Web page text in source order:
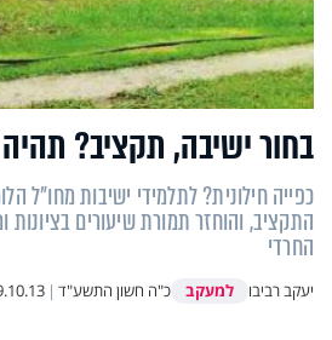
בחור ישיבה, תקציב? תהיה
כפייה חילונית? לתלמידי ישיבות מחו"ל
התקציב, והוחזר תמורת שיעורים בציונות
החרדי
יעקב רביבו למעקב כ"ה חשון התשע"ד |